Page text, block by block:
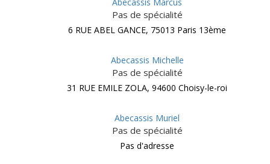
Pas de spécialité
6 RUE ABEL GANCE, 75013 Paris 13ème
Abecassis Michelle
Pas de spécialité
31 RUE EMILE ZOLA, 94600 Choisy-le-roi
Abecassis Muriel
Pas de spécialité
Pas d'adresse